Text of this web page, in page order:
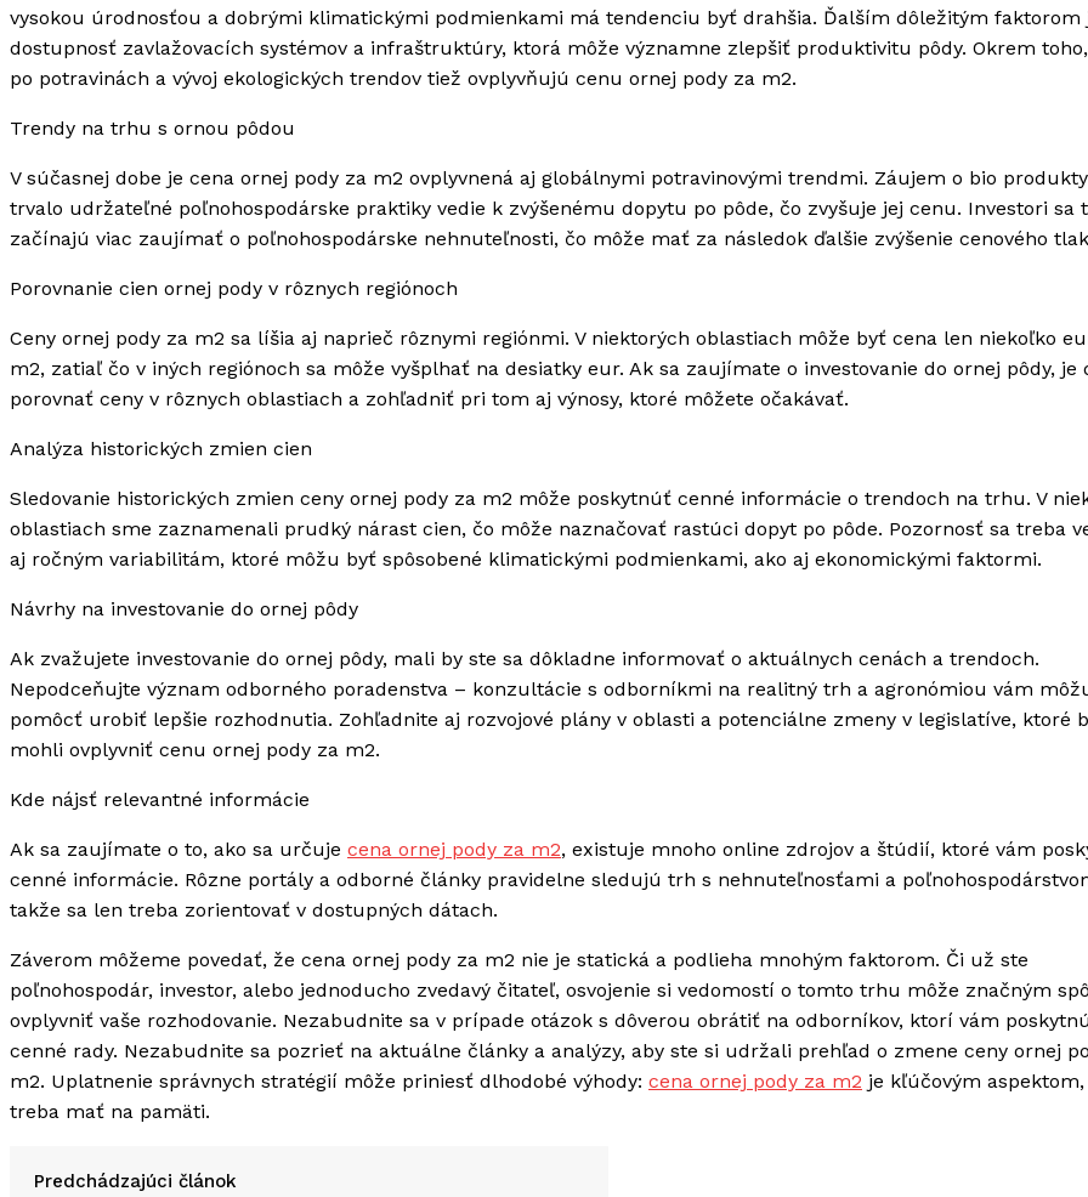
vysokou úrodnosťou a dobrými klimatickými podmienkami má tendenciu byť drahšia. Ďalším dôležitým faktorom
dostupnosť zavlažovacích systémov a infraštruktúry, ktorá môže významne zlepšiť produktivitu pôdy. Okrem
po potravinách a vývoj ekologických trendov tiež ovplyvňujú cenu ornej pody za m2.
Trendy na trhu s ornou pôdou
V súčasnej dobe je cena ornej pody za m2 ovplyvnená aj globálnymi potravinovými trendmi. Záujem o bio
trvalo udržateľné poľnohospodárske praktiky vedie k zvýšenému dopytu po pôde, čo zvyšuje jej cenu. Investori sa
začínajú viac zaujímať o poľnohospodárske nehnuteľnosti, čo môže mať za následok ďalšie zvýšenie cenového
Porovnanie cien ornej pody v rôznych regiónoch
Ceny ornej pody za m2 sa líšia aj naprieč rôznymi regiónmi. V niektorých oblastiach môže byť cena len niekoľko
m2, zatiaľ čo v iných regiónoch sa môže vyšplhať na desiatky eur. Ak sa zaujímate o investovanie do ornej pôdy, je
porovnať ceny v rôznych oblastiach a zohľadniť pri tom aj výnosy, ktoré môžete očakávať.
Analýza historických zmien cien
Sledovanie historických zmien ceny ornej pody za m2 môže poskytnúť cenné informácie o trendoch na trhu. V
oblastiach sme zaznamenali prudký nárast cien, čo môže naznačovať rastúci dopyt po pôde. Pozornosť sa treba
aj ročným variabilitám, ktoré môžu byť spôsobené klimatickými podmienkami, ako aj ekonomickými faktormi.
Návrhy na investovanie do ornej pôdy
Ak zvažujete investovanie do ornej pôdy, mali by ste sa dôkladne informovať o aktuálnych cenách a trendoch.
Nepodceňujte význam odborného poradenstva – konzultácie s odborníkmi na realitný trh a agronómiou vám
pomôcť urobiť lepšie rozhodnutia. Zohľadnite aj rozvojové plány v oblasti a potenciálne zmeny v legislatíve, ktoré
mohli ovplyvniť cenu ornej pody za m2.
Kde nájsť relevantné informácie
Ak sa zaujímate o to, ako sa určuje cena ornej pody za m2, existuje mnoho online zdrojov a štúdií, ktoré vám
cenné informácie. Rôzne portály a odborné články pravidelne sledujú trh s nehnuteľnosťami a
takže sa len treba zorientovať v dostupných dátach.
Záverom môžeme povedať, že cena ornej pody za m2 nie je statická a podlieha mnohým faktorom. Či už ste
poľnohospodár, investor, alebo jednoducho zvedavý čitateľ, osvojenie si vedomostí o tomto trhu môže značným
ovplyvniť vaše rozhodovanie. Nezabudnite sa v prípade otázok s dôverou obrátiť na odborníkov, ktorí vám poskytnú
cenné rady. Nezabudnite sa pozrieť na aktuálne články a analýzy, aby ste si udržali prehľad o zmene ceny ornej
m2. Uplatnenie správnych stratégií môže priniesť dlhodobé výhody: cena ornej pody za m2 je kľúčovým
treba mať na pamäti.
Predchádzajúci článok